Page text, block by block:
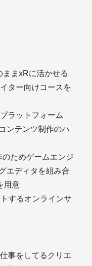
ままxRに活かせる
ター向けコースを
ラットフォーム
ンテンツ制作のハ
のためゲームエンジ
エディタを組み合
用意
するオンラインサ
事をしてるクリエ